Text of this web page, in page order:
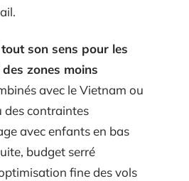
son sens pour les
zones moins
avec le Vietnam ou
des contraintes
avec enfants en bas
budget serré
fine des vols